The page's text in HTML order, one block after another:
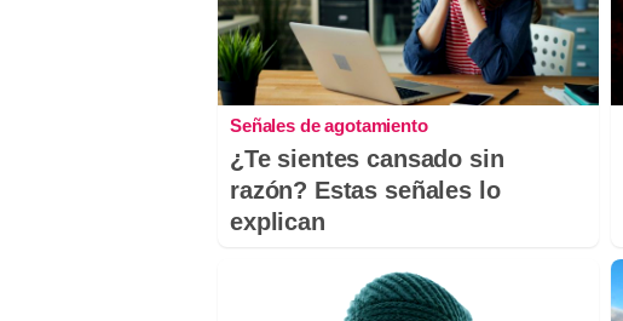
Señales de agotamiento
¿Te sientes cansado sin
razón? Estas señales lo
explican